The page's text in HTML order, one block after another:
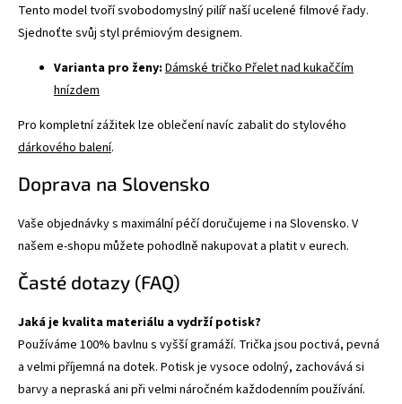
Tento model tvoří svobodomyslný pilíř naší ucelené filmové řady.
Sjednoťte svůj styl prémiovým designem.
Varianta pro ženy: Dámské tričko Přelet nad kukaččím
hnízdem
Pro kompletní zážitek lze oblečení navíc zabalit do stylového
dárkového balení.
Doprava na Slovensko
Vaše objednávky s maximální péčí doručujeme i na Slovensko. V
našem e-shopu můžete pohodlně nakupovat a platit v eurech.
Časté dotazy (FAQ)
Jaká je kvalita materiálu a vydrží potisk?
Používáme 100% bavlnu s vyšší gramáží. Trička jsou poctivá, pevná
a velmi příjemná na dotek. Potisk je vysoce odolný, zachovává si
barvy a nepraská ani při velmi náročném každodenním používání.